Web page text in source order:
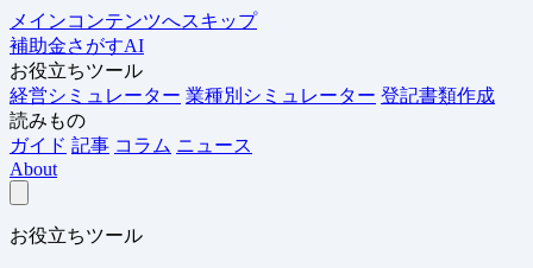
メインコンテンツへスキップ
補助金さがすAI
お役立ちツール
経営シミュレーター 業種別シミュレーター 登記書類作成
読みもの
ガイド 記事 コラム ニュース
About
お役立ちツール